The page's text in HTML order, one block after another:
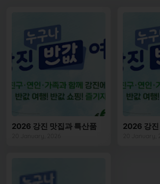
2026 강진 맛집과 특산품 2026 강진